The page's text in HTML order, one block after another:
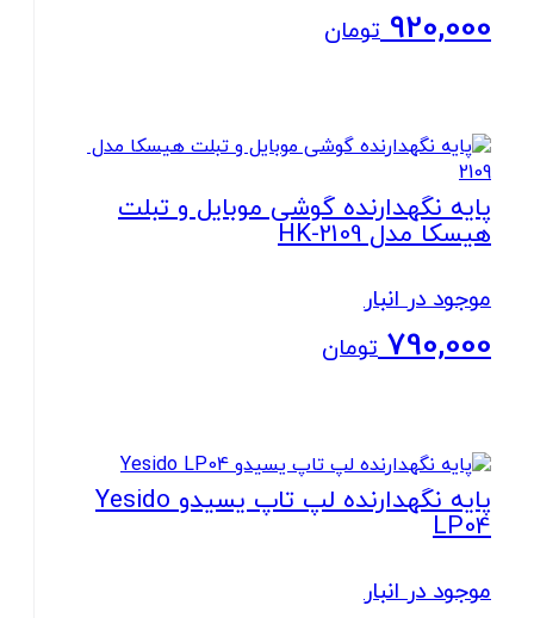
920,000 تومان
بستن
پایه نگهدارنده گوشی موبایل و تبلت
هیسکا مدل HK-2109
موجود در انبار
790,000 تومان
بستن
پایه نگهدارنده لپ تاپ یسیدو Yesido
LP04
موجود در انبار